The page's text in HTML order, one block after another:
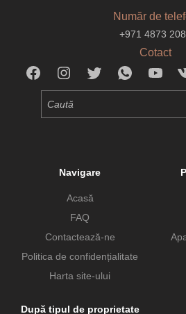
Număr de
+971 4873
Cotact
Navigare
Acasă
FAQ
Contactează-ne
Politica de confidențialitate
Harta site-ului
După tipul de proprietate